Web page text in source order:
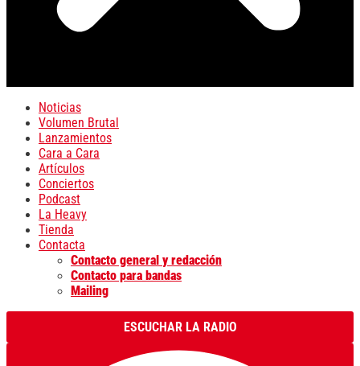
Noticias
Volumen Brutal
Lanzamientos
Cara a Cara
Artículos
Conciertos
Podcast
La Heavy
Tienda
Contacta
Contacto general y redacción
Contacto para bandas
Mailing
ESCUCHAR LA RADIO